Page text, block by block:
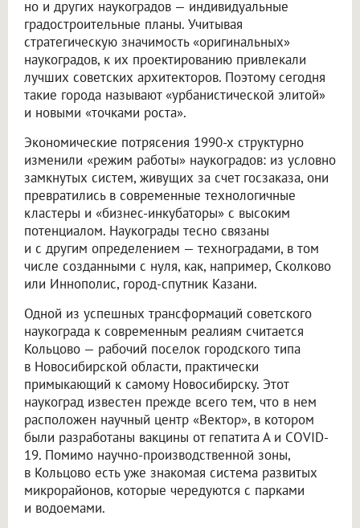
но и других наукоградов — индивидуальные
градостроительные планы. Учитывая
стратегическую значимость «оригинальных»
наукоградов, к их проектированию привлекали
лучших советских архитекторов. Поэтому сегодня
такие города называют «урбанистической элитой»
и новыми «точками роста».
Экономические потрясения 1990-х структурно
изменили «режим работы» наукоградов: из условно
замкнутых систем, живущих за счет госзаказа, они
превратились в современные технологичные
кластеры и «бизнес-инкубаторы» с высоким
потенциалом. Наукограды тесно связаны
и с другим определением — техноградами, в том
числе созданными с нуля, как, например, Сколково
или Иннополис, город-спутник Казани.
Одной из успешных трансформаций советского
наукограда к современным реалиям считается
Кольцово — рабочий поселок городского типа
в Новосибирской области, практически
примыкающий к самому Новосибирску. Этот
наукоград известен прежде всего тем, что в нем
расположен научный центр «Вектор», в котором
были разработаны вакцины от гепатита А и COVID-
19. Помимо научно-производственной зоны,
в Кольцово есть уже знакомая система развитых
микрорайонов, которые чередуются с парками
и водоемами.